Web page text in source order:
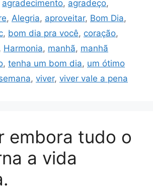
agradecimento, agradeço,
, Alegria, aproveitar, Bom Dia,
, bom dia pra você, coração,
, Harmonia, manhã, manhã
, tenha um bom dia, um ótimo
, viver, viver vale a pena
embora tudo o
a vida